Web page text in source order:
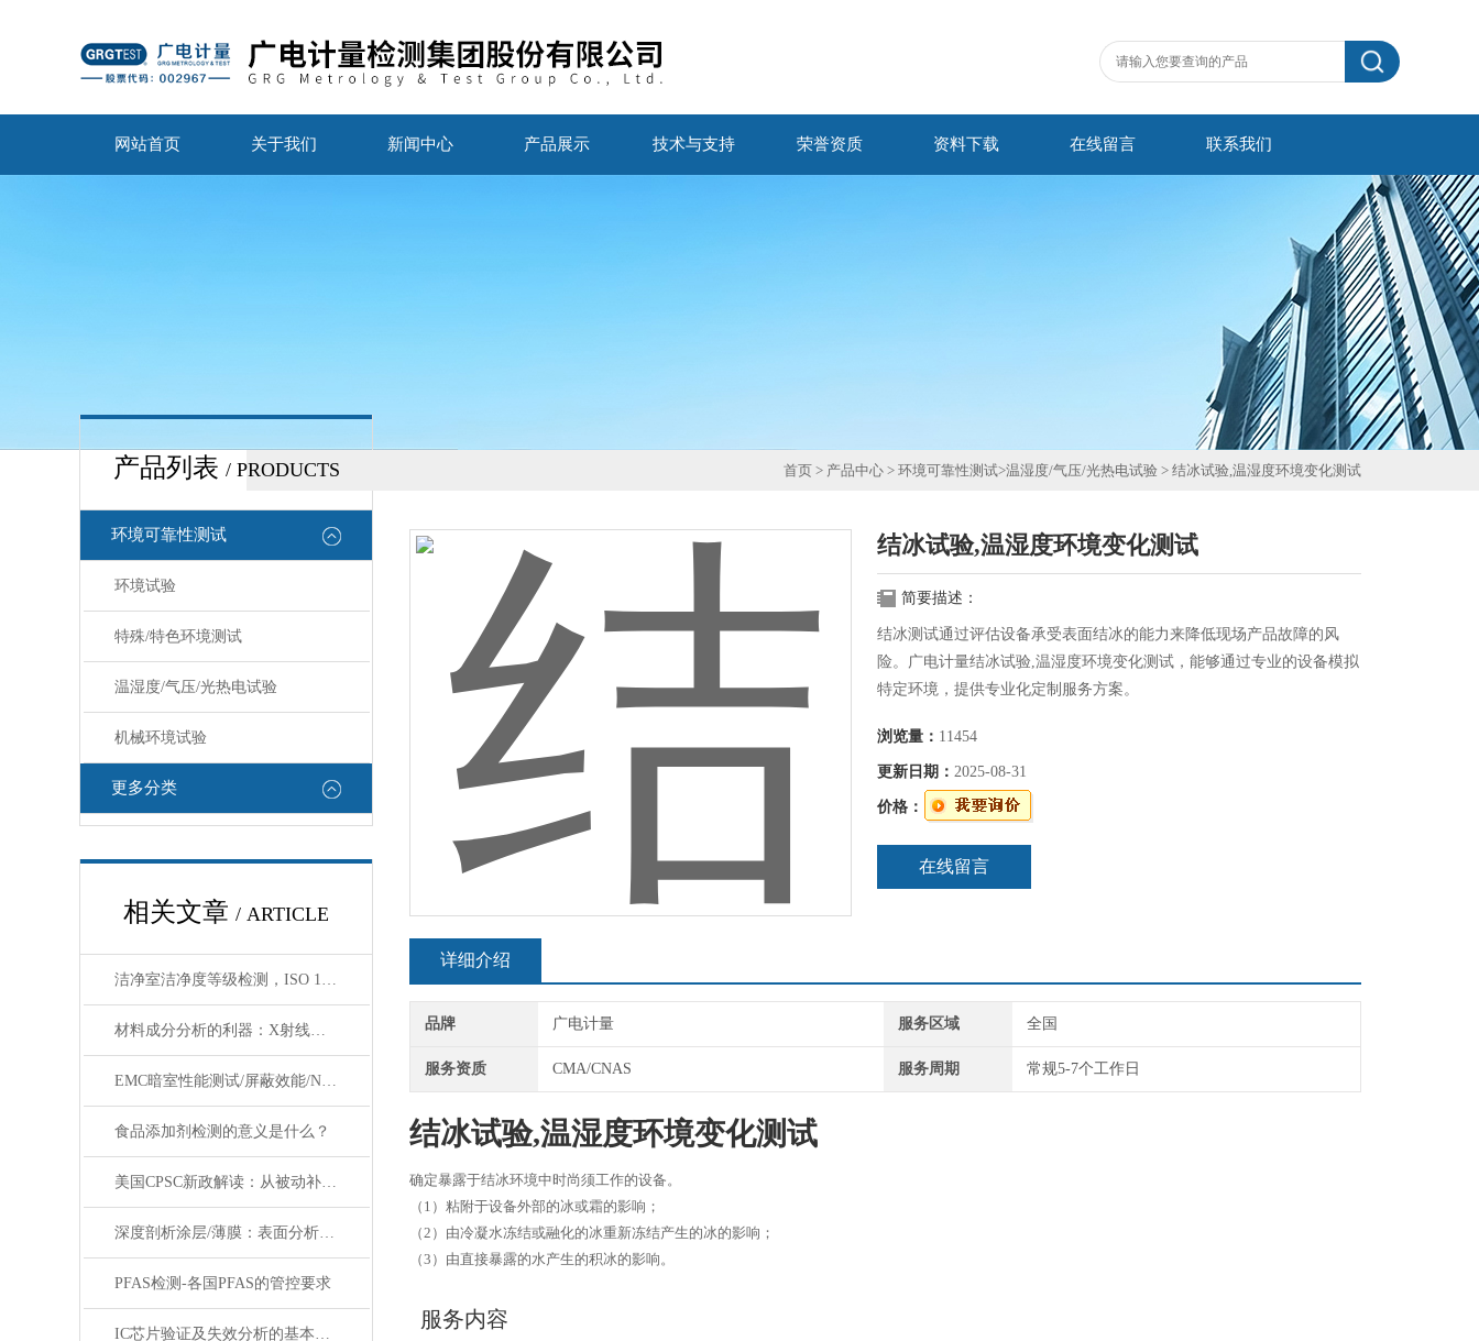
网站首页 关于我们 新闻中心 产品展示 技术与支持 荣誉资质 资料下载 在线留言 联系我们
产品列表 / PRODUCTS
环境可靠性测试
环境试验
特殊/特色环境测试
温湿度/气压/光热电试验
机械环境试验
更多分类
相关文章 / ARTICLE
洁净室洁净度等级检测，ISO 14644/GB 50591第三方检测机构
材料成分分析的利器：X射线能谱（EDS）技术原理解析
EMC暗室性能测试/屏蔽效能/NSA/VSWR校准，仪器计量检测
食品添加剂检测的意义是什么？
美国CPSC新政解读：从被动补救到主动合规的转变
深度剖析涂层/薄膜：表面分析技术在工业界的应用
PFAS检测-各国PFAS的管控要求
IC芯片验证及失效分析的基本流程与关键技术
首页 > 产品中心 > 环境可靠性测试>温湿度/气压/光热电试验 > 结冰试验,温湿度环境变化测试
结冰试验,温湿度环境变化测试
简要描述：
结冰测试通过评估设备承受表面结冰的能力来降低现场产品故障的风
险。广电计量结冰试验,温湿度环境变化测试，能够通过专业的设备模拟
特定环境，提供专业化定制服务方案。
浏览量： 11454
更新日期： 2025-08-31
价格：
在线留言
详细介绍
品牌 广电计量 服务区域 全国
服务资质 CMA/CNAS 服务周期 常规5-7个工作日
结冰试验,温湿度环境变化测试
确定暴露于结冰环境中时尚须工作的设备。
（1）粘附于设备外部的冰或霜的影响；
（2）由冷凝水冻结或融化的冰重新冻结产生的冰的影响；
（3）由直接暴露的水产生的积冰的影响。
服务内容